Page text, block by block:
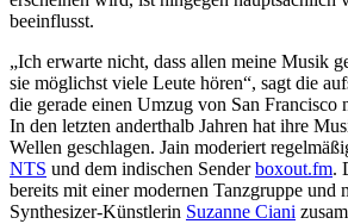
beeinflusst.
„Ich erwarte nicht, dass allen meine Musik
sie möglichst viele Leute hören“, sagt die
die gerade einen Umzug von San Francisco
In den letzten anderthalb Jahren hat ihre
Wellen geschlagen. Jain moderiert
NTS und dem indischen Senderboxout.fm.
bereits mit einer modernen Tanzgruppe und
Synthesizer-Künstlerin Suzanne Ciani